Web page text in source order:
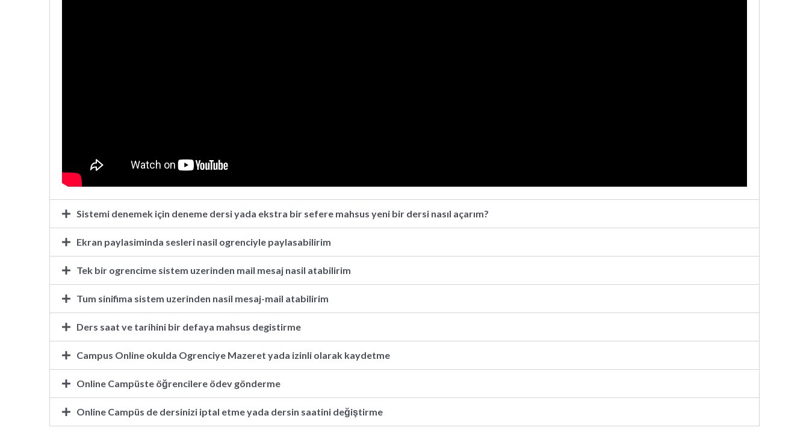
Sistemi denemek için deneme dersi yada ekstra bir sefere mahsus yeni bir dersi nasıl açarım?
Ekran paylasiminda sesleri nasil ogrenciyle paylasabilirim
Tek bir ogrencime sistem uzerinden mail mesaj nasil atabilirim
Tum sinifima sistem uzerinden nasil mesaj-mail atabilirim
Ders saat ve tarihini bir defaya mahsus degistirme
Campus Online okulda Ogrenciye Mazeret yada izinli olarak kaydetme
Online Campüste öğrencilere ödev gönderme
Online Campüs de dersinizi iptal etme yada dersin saatini değiştirme